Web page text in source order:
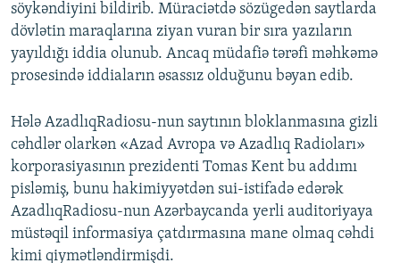
söykəndiyini bildirib. Müraciətdə sözügedən saytlarda
dövlətin maraqlarına ziyan vuran bir sıra yazıların
yayıldığı iddia olunub. Ancaq müdafiə tərəfi məhkəmə
prosesində iddiaların əsassız olduğunu bəyan edib.
Hələ AzadlıqRadiosu-nun saytının bloklanmasına gizli
cəhdlər olarkən «Azad Avropa və Azadlıq Radioları»
korporasiyasının prezidenti Tomas Kent bu addımı
pisləmiş, bunu hakimiyyətdən sui-istifadə edərək
AzadlıqRadiosu-nun Azərbaycanda yerli auditoriyaya
müstəqil informasiya çatdırmasına mane olmaq cəhdi
kimi qiymətləndirmişdi.